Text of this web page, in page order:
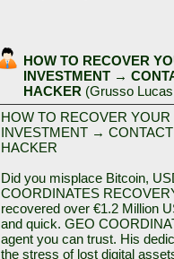
HOW TO RECOVER
INVESTMENT →
HACKER (Grusso Lucas
HOW TO RECOVER
INVESTMENT →
HACKER
Did you misplace Bitcoin,
COORDINATES
recovered over €1.2 Million
and quick. GEO
agent you can trust. His
the stress of lost digital